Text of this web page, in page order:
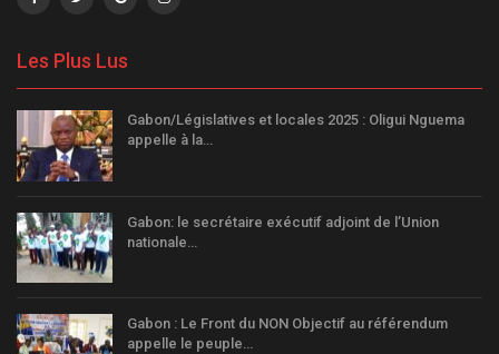
Les Plus Lus
Gabon/Législatives et locales 2025 : Oligui Nguema
appelle à la…
Gabon: le secrétaire exécutif adjoint de l’Union
nationale…
Gabon : Le Front du NON Objectif au référendum
appelle le peuple…